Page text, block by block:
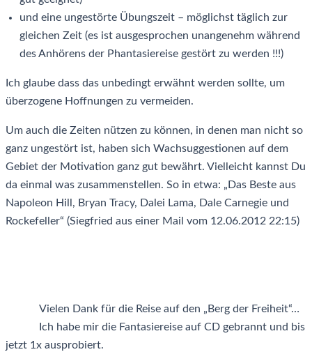
und eine ungestörte Übungszeit – möglichst täglich zur
gleichen Zeit (es ist ausgesprochen unangenehm während
des Anhörens der Phantasiereise gestört zu werden !!!)
Ich glaube dass das unbedingt erwähnt werden sollte, um
überzogene Hoffnungen zu vermeiden.
Um auch die Zeiten nützen zu können, in denen man nicht so
ganz ungestört ist, haben sich Wachsuggestionen auf dem
Gebiet der Motivation ganz gut bewährt. Vielleicht kannst Du
da einmal was zusammenstellen. So in etwa: „Das Beste aus
Napoleon Hill, Bryan Tracy, Dalei Lama, Dale Carnegie und
Rockefeller“ (Siegfried aus einer Mail vom 12.06.2012 22:15)
Vielen Dank für die Reise auf den „Berg der Freiheit“…
Ich habe mir die Fantasiereise auf CD gebrannt und bis
jetzt 1x ausprobiert.